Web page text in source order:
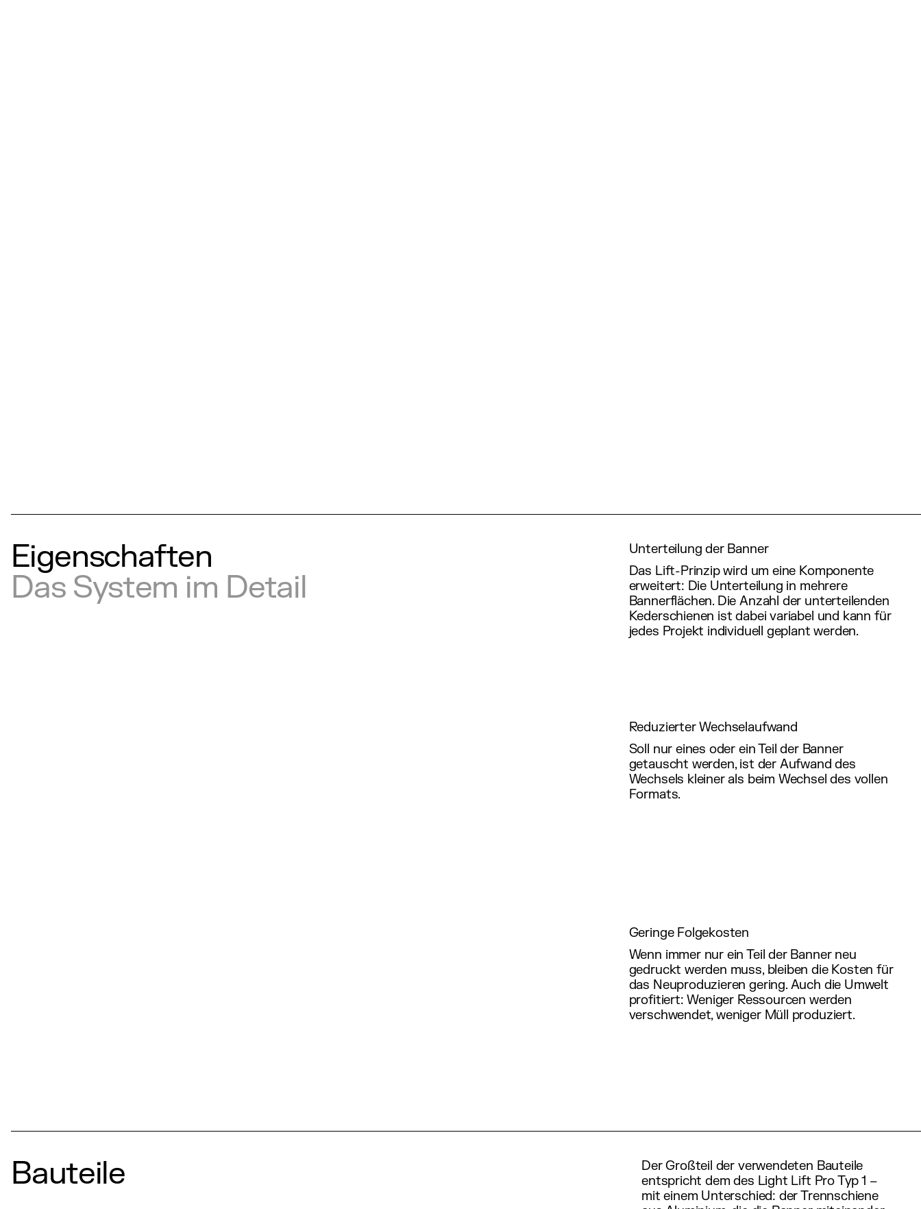
Eigenschaften
Das System im Detail
Das Lift-Prinzip wird um eine Komponente
erweitert: Die Unterteilung in mehrere
Bannerflächen. Die Anzahl der unterteilenden
Kederschienen ist dabei variabel und kann für
jedes Projekt individuell geplant werden.
Unterteilung der Banner
Soll nur eines oder ein Teil der Banner
getauscht werden, ist der Aufwand des
Wechsels kleiner als beim Wechsel des vollen
Formats.
Reduzierter Wechselaufwand
Wenn immer nur ein Teil der Banner neu
gedruckt werden muss, bleiben die Kosten für
das Neuproduzieren gering. Auch die Umwelt
profitiert: Weniger Ressourcen werden
verschwendet, weniger Müll produziert.
Geringe Folgekosten
Der Großteil der verwendeten Bauteile
entspricht dem des Light Lift Pro Typ 1 –
mit einem Unterschied: der Trennschiene
Bauteile